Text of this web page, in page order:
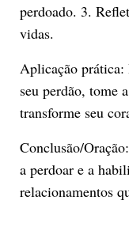
perdoado. 3.
vidas.
Aplicação prática:
seu perdão, tome
transforme seu
Conclusão/
a perdoar e a
relacionamentos